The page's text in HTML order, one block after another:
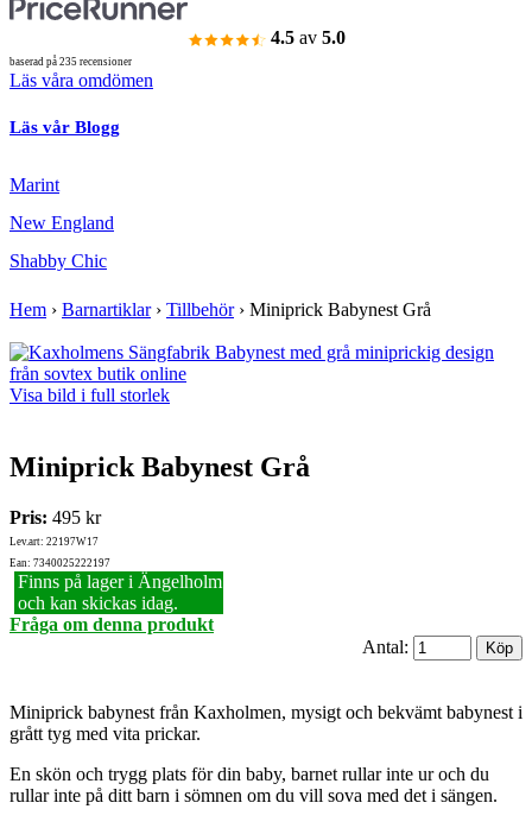
4.5 av 5.0
baserad på 235 recensioner
Läs våra omdömen
Läs vår Blogg
Marint
New England
Shabby Chic
Hem › Barnartiklar› Tillbehör› Miniprick Babynest Grå
Visa bild i full storlek
Miniprick Babynest Grå
Pris: 495 kr
Lev.art: 22197W17
Ean: 7340025222197
Finns på lager i Ängelholm
och kan skickas idag.
Fråga om denna produkt
Antal:
Miniprick babynest från Kaxholmen, mysigt och bekvämt babynest i
grått tyg med vita prickar.
En skön och trygg plats för din baby, barnet rullar inte ur och du
rullar inte på ditt barn i sömnen om du vill sova med det i sängen.